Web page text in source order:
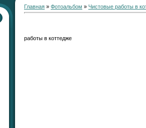
Главная » Фотоальбом » Чистовые работы в
работы в коттедже